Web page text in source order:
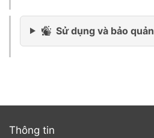
Sử dụng và bảo quản
Thông tin